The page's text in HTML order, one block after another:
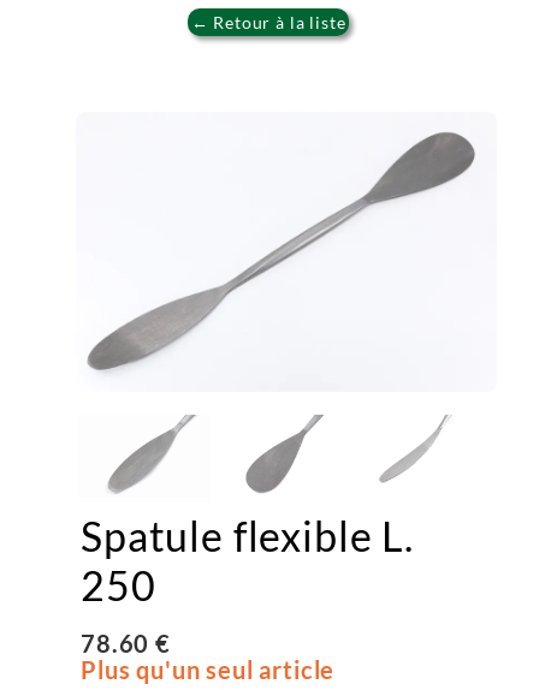
← Retour à la liste
Spatule flexible L.
250
78.60 €
Plus qu'un seul article